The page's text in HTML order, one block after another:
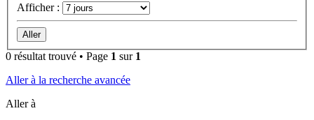
Afficher :
0 résultat trouvé • Page 1 sur 1
Aller à la recherche avancée
Aller à